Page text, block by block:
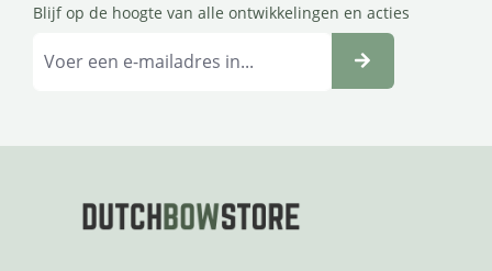
Blijf op de hoogte van alle ontwikkelingen en acties